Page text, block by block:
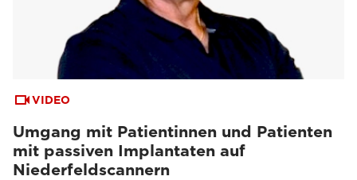
VIDEO
Umgang mit Patientinnen und Patienten
mit passiven Implantaten auf
Niederfeldscannern